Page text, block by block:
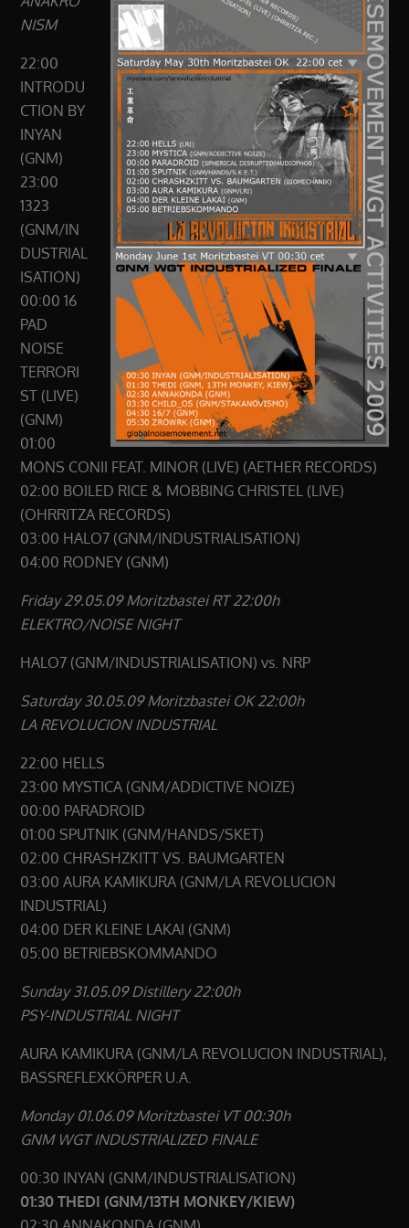
NISM
22:00
INTRODU
CTION BY
INYAN
(GNM)
23:00
1323
(GNM/IN
DUSTRIAL
ISATION)
00:00 16
PAD
NOISE
TERRORI
ST (LIVE)
(GNM)
01:00
MONS CONII FEAT. MINOR (LIVE) (AETHER RECORDS)
02:00 BOILED RICE & MOBBING CHRISTEL (LIVE)
(OHRRITZA RECORDS)
03:00 HALO7 (GNM/INDUSTRIALISATION)
04:00 RODNEY (GNM)
Friday 29.05.09 Moritzbastei RT 22:00h
ELEKTRO/NOISE NIGHT
HALO7 (GNM/INDUSTRIALISATION) vs. NRP
Saturday 30.05.09 Moritzbastei OK 22:00h
LA REVOLUCION INDUSTRIAL
22:00 HELLS
23:00 MYSTICA (GNM/ADDICTIVE NOIZE)
00:00 PARADROID
01:00 SPUTNIK (GNM/HANDS/SKET)
02:00 CHRASHZKITT VS. BAUMGARTEN
03:00 AURA KAMIKURA (GNM/LA REVOLUCION
INDUSTRIAL)
04:00 DER KLEINE LAKAI (GNM)
05:00 BETRIEBSKOMMANDO
Sunday 31.05.09 Distillery 22:00h
PSY-INDUSTRIAL NIGHT
AURA KAMIKURA (GNM/LA REVOLUCION INDUSTRIAL),
BASSREFLEXKÖRPER U.A.
Monday 01.06.09 Moritzbastei VT 00:30h
GNM WGT INDUSTRIALIZED FINALE
00:30 INYAN (GNM/INDUSTRIALISATION)
01:30 THEDI (GNM/13TH MONKEY/KIEW)